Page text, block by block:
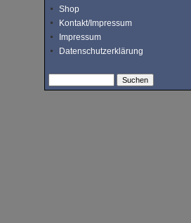
Shop
Kontakt/Impressum
Impressum
Datenschutzerklärung